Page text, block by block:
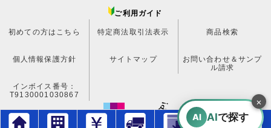
ご利用ガイド
初めての方はこちら 特定商法取引法表示 商品検索
個人情報保護方針 サイトマップ
お問い合わせ＆サンプ
ル請求
インボイス番号：
T9130001030867
AI AIで探す
×